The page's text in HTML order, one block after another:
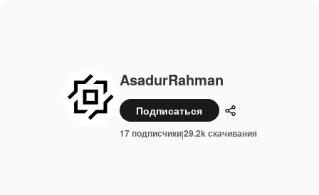
AsadurRahman
Подписаться Поделиться
17 подписчики|29.2k скачивания